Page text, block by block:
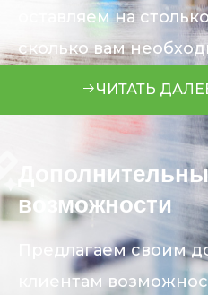
оставляем на
сколько вам
ЧИТАТЬ
возможности
Предлагаем своим
клиентам